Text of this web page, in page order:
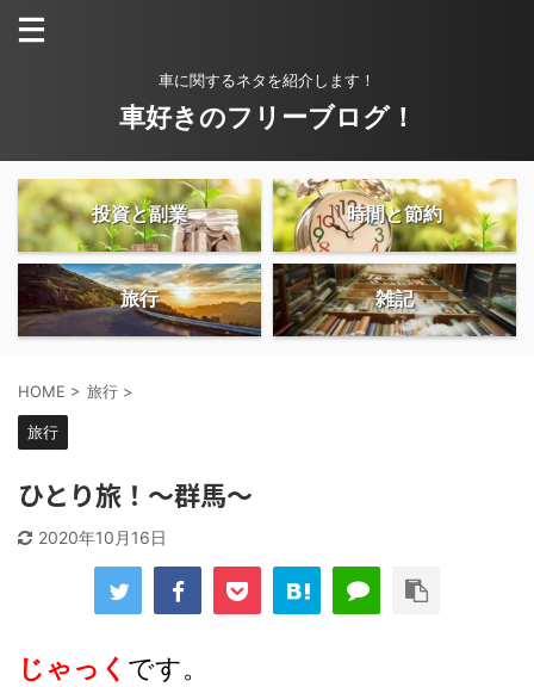
車に関するネタを紹介します！
車好きのフリーブログ！
投資と副業 時間と節約
旅行 雑記
HOME > 旅行 >
旅行
ひとり旅！〜群馬〜
2020年10月16日
じゃっく です。